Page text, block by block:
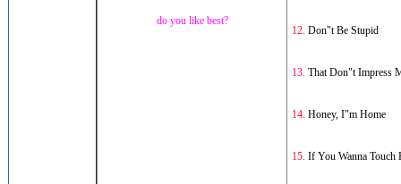
do you like best?
12. Don"t Be Stupid
13. That Don"t Impress
14. Honey, I"m Home
15. If You Wanna Touch